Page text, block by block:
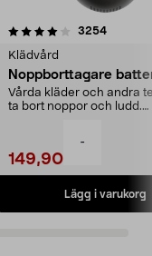
-
3254
Klädvård
Noppborttagare
Vårda kläder och andra
ta bort noppor och ludd.
149,90
Lägg i varukorg
4.5av 5 stjärnor